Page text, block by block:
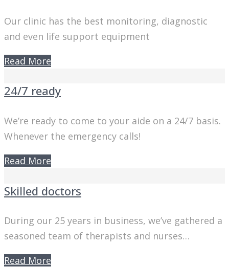
Our clinic has the best monitoring, diagnostic
and even life support equipment
Read More
24/7 ready
We’re ready to come to your aide on a 24/7 basis.
Whenever the emergency calls!
Read More
Skilled doctors
During our 25 years in business, we’ve gathered a
seasoned team of therapists and nurses…
Read More